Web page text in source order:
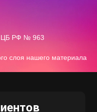
ЦБ РФ № 963